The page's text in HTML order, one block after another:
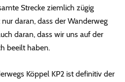
Strecke ziemlich zügig
daran, dass der Wanderweg
daran, dass wir uns auf der
beeilt haben.
Köppel KP2 ist definitiv der